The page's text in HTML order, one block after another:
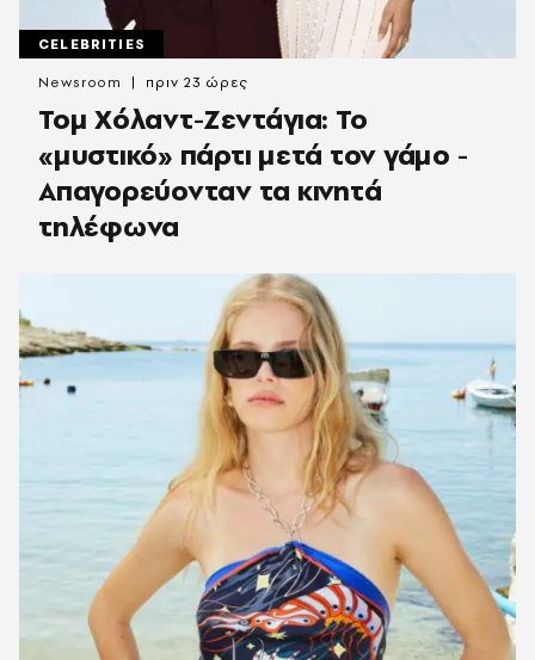
CELEBRITIES
Τομ Χόλαντ-Ζεντάγια: Το
«μυστικό» πάρτι μετά τον γάμο -
Απαγορεύονταν τα κινητά
τηλέφωνα
Newsroom πριν 23 ώρες